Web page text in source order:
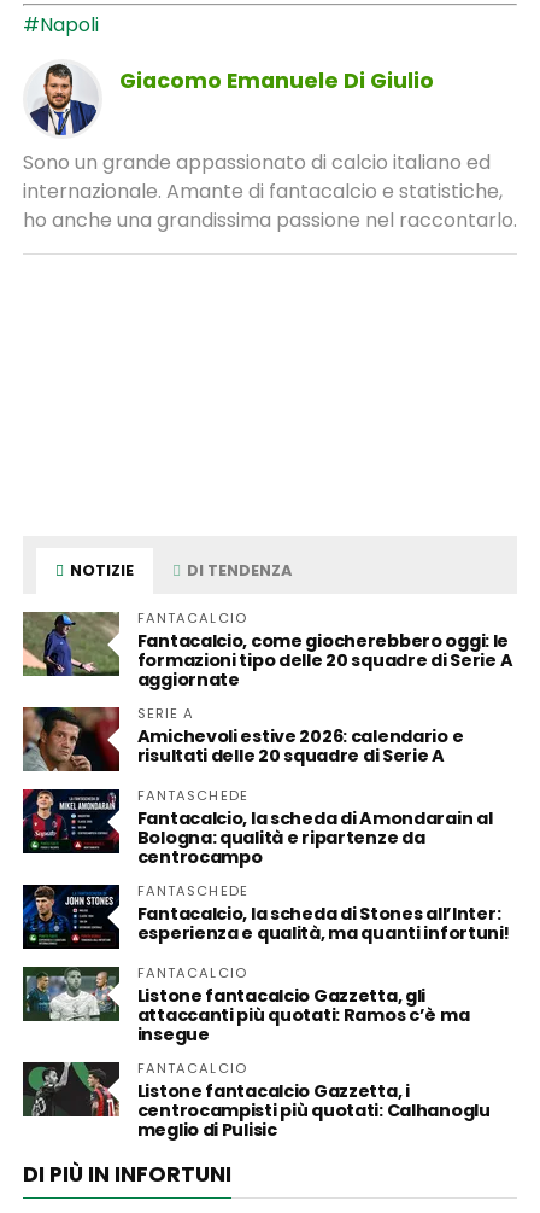
#Napoli
Giacomo Emanuele Di Giulio
Sono un grande appassionato di calcio italiano ed
internazionale. Amante di fantacalcio e statistiche,
ho anche una grandissima passione nel raccontarlo.
NOTIZIE DI TENDENZA
FANTACALCIO
Fantacalcio, come giocherebbero oggi: le
formazioni tipo delle 20 squadre di Serie A
aggiornate
SERIE A
Amichevoli estive 2026: calendario e
risultati delle 20 squadre di Serie A
FANTASCHEDE
Fantacalcio, la scheda di Amondarain al
Bologna: qualità e ripartenze da
centrocampo
FANTASCHEDE
Fantacalcio, la scheda di Stones all’Inter:
esperienza e qualità, ma quanti infortuni!
FANTACALCIO
Listone fantacalcio Gazzetta, gli
attaccanti più quotati: Ramos c’è ma
insegue
FANTACALCIO
Listone fantacalcio Gazzetta, i
centrocampisti più quotati: Calhanoglu
meglio di Pulisic
DI PIÙ IN INFORTUNI